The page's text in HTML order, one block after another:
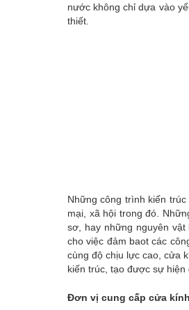
nước không chỉ dựa vào
thiết.
Những công trình kiến
mại, xã hội trong đó.
sơ, hay những nguyên
cho việc đảm baot các
cùng độ chịu lực cao, cửa
kiến trúc, tạo được sự
Đơn vị cung cấp cửa